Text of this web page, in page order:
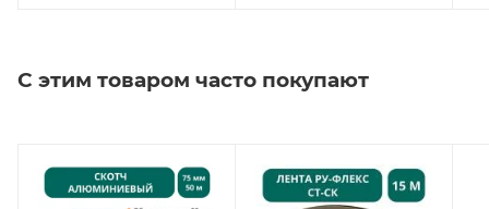
С этим товаром часто покупают